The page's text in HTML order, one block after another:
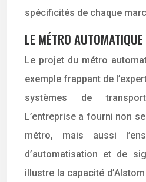
spécificités de chaque
LE MÉTRO
Le projet du métro
exemple frappant de
systèmes de
L’entreprise a fourni non
métro, mais aussi
d’automatisation et de
illustre la capacité